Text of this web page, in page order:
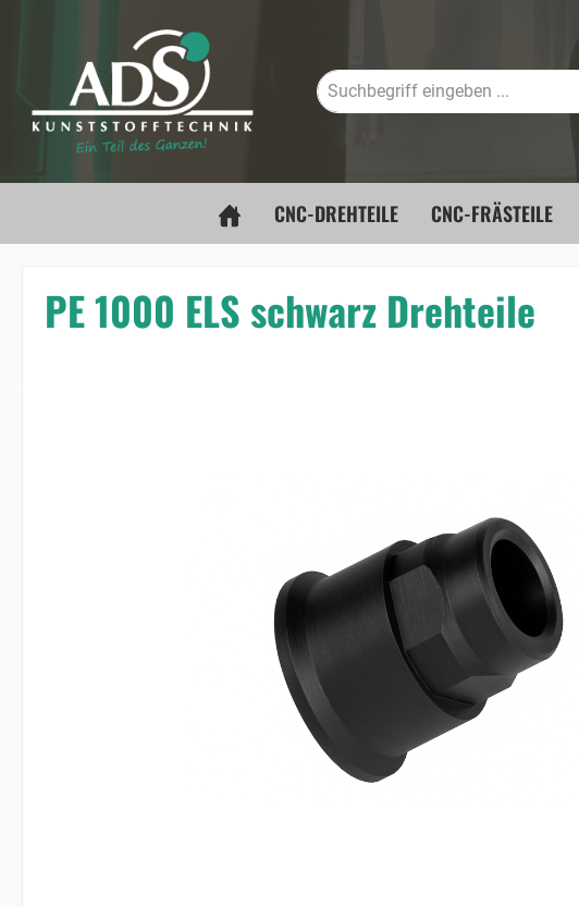
Zur Hauptnavigation springen
CNC-DREHTEILE CNC-FRÄSTEILE
PE 1000 ELS schwarz Drehteile